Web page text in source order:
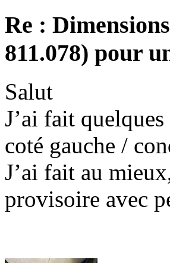
Re :
811.078) pour
Salut
J’ai fait
coté gauche /
J’ai fait au
provisoire avec